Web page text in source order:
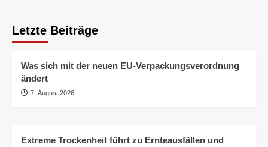
Letzte Beiträge
Was sich mit der neuen EU-Verpackungsverordnung
ändert
7. August 2026
Extreme Trockenheit führt zu Ernteausfällen und